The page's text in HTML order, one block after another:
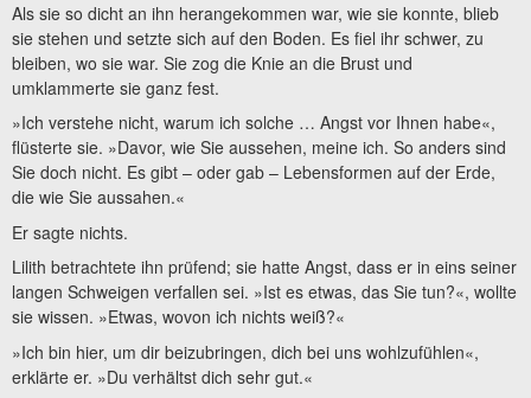
Als sie so dicht an ihn herangekommen war, wie sie konnte, blieb
sie stehen und setzte sich auf den Boden. Es fiel ihr schwer, zu
bleiben, wo sie war. Sie zog die Knie an die Brust und
umklammerte sie ganz fest.
»Ich verstehe nicht, warum ich solche … Angst vor Ihnen habe«,
flüsterte sie. »Davor, wie Sie aussehen, meine ich. So anders sind
Sie doch nicht. Es gibt – oder gab – Lebensformen auf der Erde,
die wie Sie aussahen.«
Er sagte nichts.
Lilith betrachtete ihn prüfend; sie hatte Angst, dass er in eins seiner
langen Schweigen verfallen sei. »Ist es etwas, das Sie tun?«, wollte
sie wissen. »Etwas, wovon ich nichts weiß?«
»Ich bin hier, um dir beizubringen, dich bei uns wohlzufühlen«,
erklärte er. »Du verhältst dich sehr gut.«